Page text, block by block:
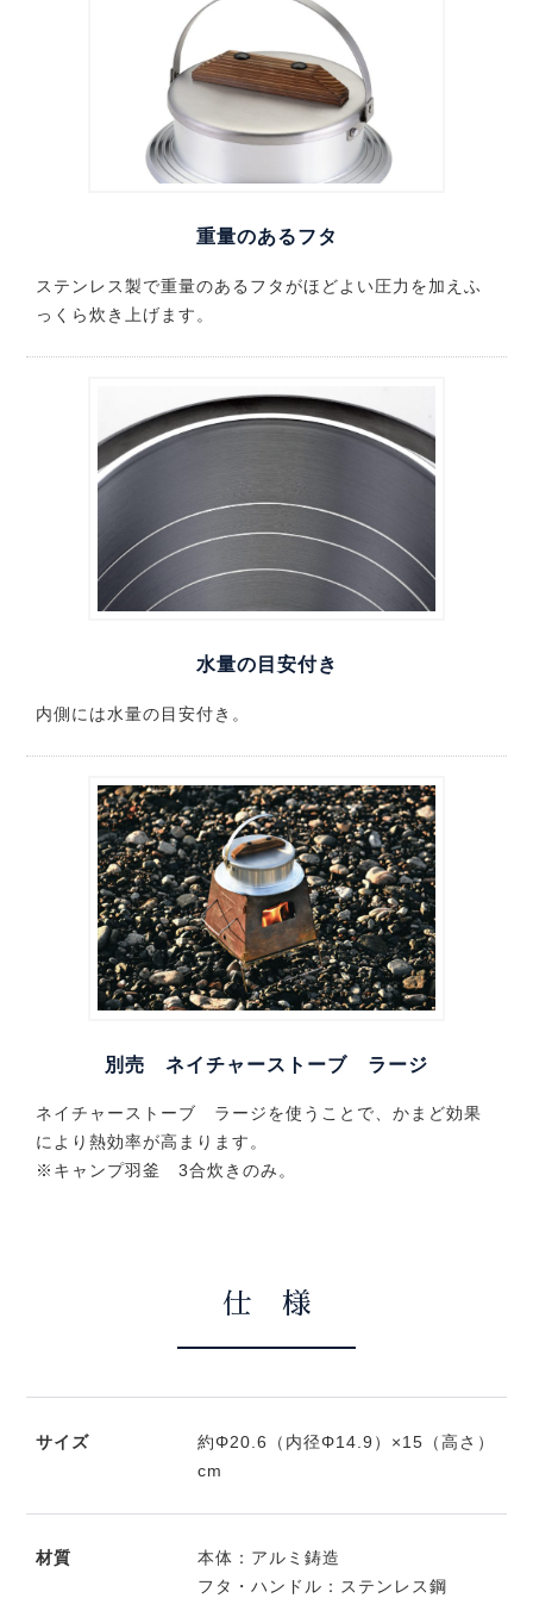
重量のあるフタ
ステンレス製で重量のあるフタがほどよい圧力を加えふ
っくら炊き上げます。
水量の目安付き
内側には水量の目安付き。
別売 ネイチャーストーブ ラージ
ネイチャーストーブ ラージを使うことで、かまど効果
により熱効率が高まります。
※キャンプ羽釜 3合炊きのみ。
仕 様
サイズ
約Φ20.6（内径Φ14.9）×15（高さ）
cm
材質
本体：アルミ鋳造
フタ・ハンドル：ステンレス鋼